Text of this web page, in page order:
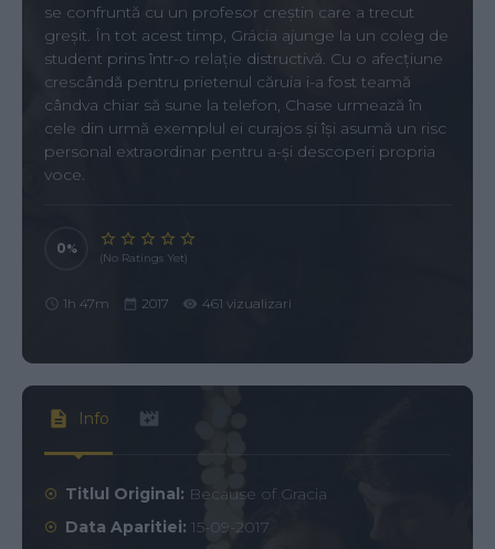
se confruntă cu un profesor creștin care a trecut
greșit. În tot acest timp, Grácia ajunge la un coleg de
student prins într-o relație distructivă. Cu o afecțiune
crescândă pentru prietenul căruia i-a fost teamă
cândva chiar să sune la telefon, Chase urmează în
cele din urmă exemplul ei curajos și își asumă un risc
personal extraordinar pentru a-și descoperi propria
voce.
0
(No Ratings Yet)
1h 47m 2017 461 vizualizari
Info
Titlul Original: Because of Gracia
Data Aparitiei:15-09-2017